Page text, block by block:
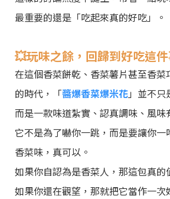
最重要的還是「吃起來真的好吃」。
💥玩味之餘，回歸到好吃這
在這個香菜餅乾、香菜薯片甚至香菜
的時代，「醬爆香菜爆米花」並不只
而是一款味道紮實、認真調味、風味
它不是為了嚇你一跳，而是要讓你
香菜味，真可以。
如果你自認為是香菜人，那這包真的
如果你還在觀望，那就把它當作一次